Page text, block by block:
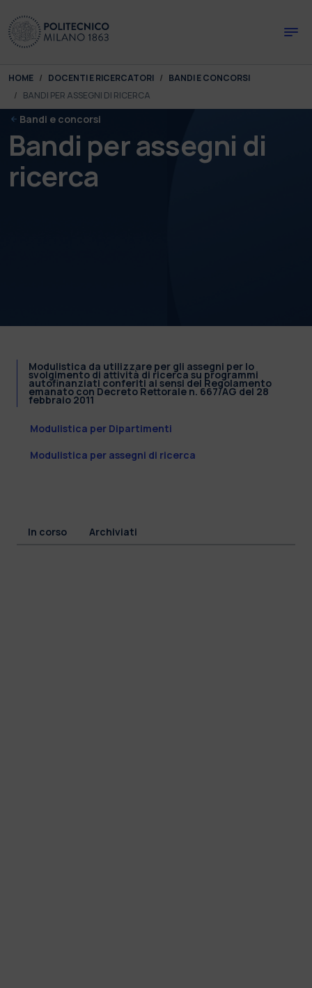
You are here:
HOME DOCENTI E RICERCATORI
BANDI E CONCORSI
BANDI PER ASSEGNI DI RICERCA
Bandi e concorsi
Bandi per assegni di
ricerca
Modulistica da utilizzare per gli assegni per lo
svolgimento di attività di ricerca su programmi
autofinanziati conferiti ai sensi del Regolamento
emanato con Decreto Rettorale n. 667/AG del 28
febbraio 2011
Modulistica per Dipartimenti
Modulistica per assegni di ricerca
In corso Archiviati